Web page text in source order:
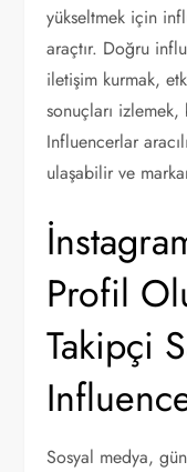
yükseltmek için
araçtır. Doğru
iletişim kurmak,
sonuçları
Influencerlar
ulaşabilir ve
Profil
Takipçi
Sosyal medya,